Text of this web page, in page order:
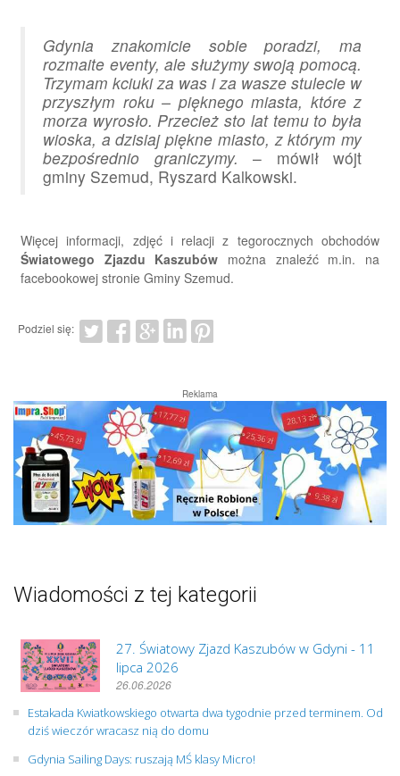
Gdynia znakomicie sobie poradzi, ma
rozmaite eventy, ale służymy swoją pomocą.
Trzymam kciuki za was i za wasze stulecie w
przyszłym roku – pięknego miasta, które z
morza wyrosło. Przecież sto lat temu to była
wioska, a dzisiaj piękne miasto, z którym my
bezpośrednio graniczymy. – mówił wójt
gminy Szemud, Ryszard Kalkowski.
Więcej informacji, zdjęć i relacji z tegorocznych obchodów
Światowego Zjazdu Kaszubów można znaleźć m.in. na
facebookowej stronie Gminy Szemud.
Podziel się:
Reklama
Wiadomości z tej kategorii
27. Światowy Zjazd Kaszubów w Gdyni - 11
lipca 2026
26.06.2026
Estakada Kwiatkowskiego otwarta dwa tygodnie przed terminem. Od
dziś wieczór wracasz nią do domu
Gdynia Sailing Days: ruszają MŚ klasy Micro!